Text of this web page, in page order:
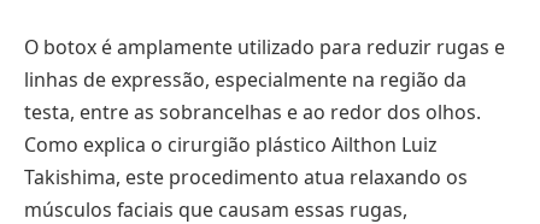
O botox é amplamente utilizado para reduzir rugas e
linhas de expressão, especialmente na região da
testa, entre as sobrancelhas e ao redor dos olhos.
Como explica o cirurgião plástico Ailthon Luiz
Takishima, este procedimento atua relaxando os
músculos faciais que causam essas rugas,